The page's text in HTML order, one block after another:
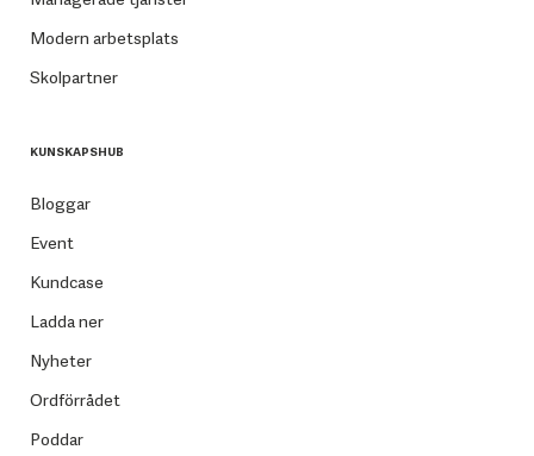
Modern arbetsplats
Skolpartner
KUNSKAPSHUB
Bloggar
Event
Kundcase
Ladda ner
Nyheter
Ordförrådet
Poddar